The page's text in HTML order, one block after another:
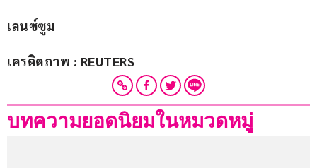
เลนซ์ซูม
เครดิตภาพ : REUTERS
บทความยอดนิยมในหมวดหมู่